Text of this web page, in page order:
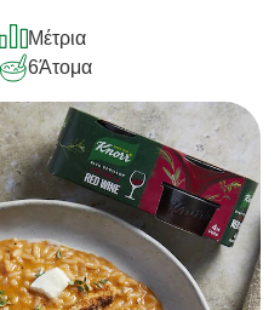
recipe
Μέτρια
6Άτομα